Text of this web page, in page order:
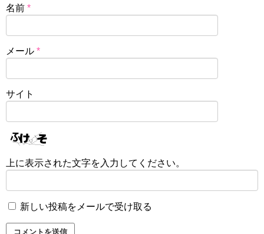
名前 *
メール *
サイト
上に表示された文字を入力してください。
新しい投稿をメールで受け取る